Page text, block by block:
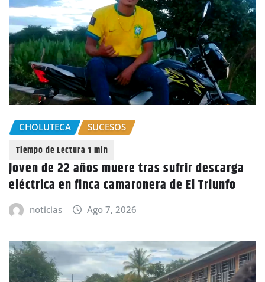
CHOLUTECA SUCESOS
Joven de 22 años muere tras sufrir descarga
eléctrica en finca camaronera de El Triunfo
noticias Ago 7, 2026